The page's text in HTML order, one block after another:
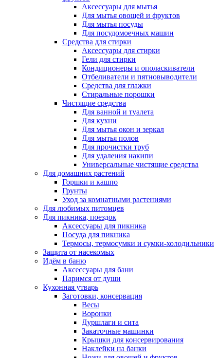
Аксессуары для мытья
Для мытья овощей и фруктов
Для мытья посуды
Для посудомоечных машин
Средства для стирки
Аксессуары для стирки
Гели для стирки
Кондиционеры и ополаскиватели
Отбеливатели и пятновыводители
Средства для глажки
Стиральные порошки
Чистящие средства
Для ванной и туалета
Для кухни
Для мытья окон и зеркал
Для мытья полов
Для прочистки труб
Для удаления накипи
Универсальные чистящие средства
Для домашних растений
Горшки и кашпо
Грунты
Уход за комнатными растениями
Для любимых питомцев
Для пикника, поездок
Аксессуары для пикника
Посуда для пикника
Термосы, термосумки и сумки-холодильники
Защита от насекомых
Идём в баню
Аксессуары для бани
Паримся от души
Кухонная утварь
Заготовки, консервация
Весы
Воронки
Дуршлаги и сита
Закаточные машинки
Крышки для консервирования
Наклейки на банки